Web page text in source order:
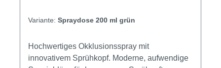
Variante: Spraydose 200 ml grün
Hochwertiges Okklusionsspray mit
innovativem Sprühkopf. Moderne, aufwendige